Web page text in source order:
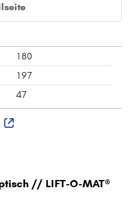
180
197
47
// LIFT-O-MAT®